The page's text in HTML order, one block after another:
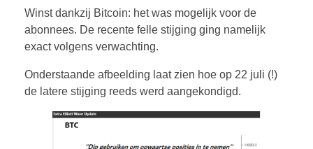
REVIEWS
OVER MIJ
Winst dankzij Bitcoin: het was mogelijk voor de
abonnees. De recente felle stijging ging namelijk
exact volgens verwachting.
Onderstaande afbeelding laat zien hoe op 22 juli (!)
de latere stijging reeds werd aangekondigd.